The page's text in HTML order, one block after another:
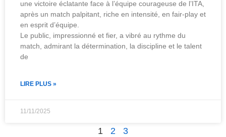
une victoire éclatante face à l’équipe courageuse de l’ITA,
après un match palpitant, riche en intensité, en fair-play et
en esprit d’équipe.
Le public, impressionné et fier, a vibré au rythme du
match, admirant la détermination, la discipline et le talent
de
LIRE PLUS »
11/11/2025
1 2 3